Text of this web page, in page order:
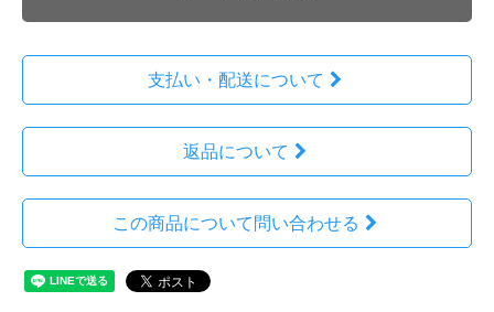
支払い・配送について
返品について
この商品について問い合わせる